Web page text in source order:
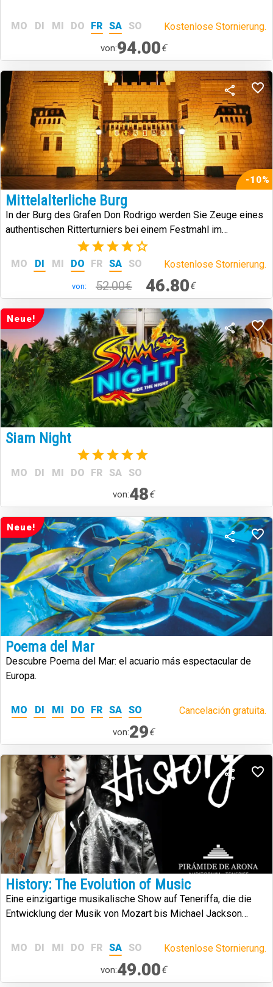
MO DI MI DO FR SA SO Kostenlose Stornierung.
von:94.00€
-10%
Mittelalterliche Burg
In der Burg des Grafen Don Rodrigo werden Sie Zeuge eines
authentischen Ritterturniers bei einem Festmahl im
mittelalterlichen Stil.
(7)
MO DI MI DO FR SA SO Kostenlose Stornierung.
von: 52.00€ 46.80€
Neue!
Siam Night
(1)
MO DI MI DO FR SA SO
von:48€
Neue!
Poema del Mar
Descubre Poema del Mar: el acuario más espectacular de
Europa.
MO DI MI DO FR SA SO Cancelación gratuita.
von:29€
History: The Evolution of Music
Eine einzigartige musikalische Show auf Teneriffa, die die
Entwicklung der Musik von Mozart bis Michael Jackson
MO
DI MI DO FR SA SO Kostenlose Stornierung.
von:49.00€